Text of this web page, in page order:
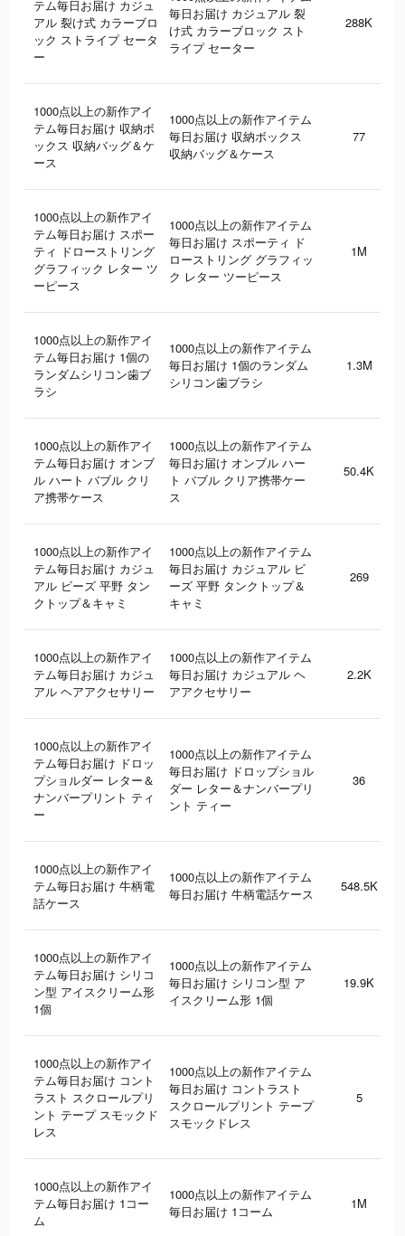
テム毎日お届け カジュ
アル 裂け式 カラーブロ
ック ストライプ セータ
ー
毎日お届け カジュアル 裂
け式 カラーブロック スト
ライプ セーター
288K
1000点以上の新作アイ
テム毎日お届け 収納ボ
ックス 収納バッグ＆ケ
ース
1000点以上の新作アイテム
毎日お届け 収納ボックス
収納バッグ＆ケース
77
1000点以上の新作アイ
テム毎日お届け スポー
ティ ドローストリング
グラフィック レター ツ
ーピース
1000点以上の新作アイテム
毎日お届け スポーティ ド
ローストリング グラフィッ
ク レター ツーピース
1M
1000点以上の新作アイ
テム毎日お届け 1個の
ランダムシリコン歯ブ
ラシ
1000点以上の新作アイテム
毎日お届け 1個のランダム
シリコン歯ブラシ
1.3M
1000点以上の新作アイ
テム毎日お届け オンブ
ル ハート バブル クリ
ア携帯ケース
1000点以上の新作アイテム
毎日お届け オンブル ハー
ト バブル クリア携帯ケー
ス
50.4K
1000点以上の新作アイ
テム毎日お届け カジュ
アル ビーズ 平野 タン
クトップ＆キャミ
1000点以上の新作アイテム
毎日お届け カジュアル ビ
ーズ 平野 タンクトップ＆
キャミ
269
1000点以上の新作アイ
テム毎日お届け カジュ
アル ヘアアクセサリー
1000点以上の新作アイテム
毎日お届け カジュアル ヘ
アアクセサリー
2.2K
1000点以上の新作アイ
テム毎日お届け ドロッ
プショルダー レター＆
ナンバープリント ティ
ー
1000点以上の新作アイテム
毎日お届け ドロップショル
ダー レター＆ナンバープリ
ント ティー
36
1000点以上の新作アイ
テム毎日お届け 牛柄電
話ケース
1000点以上の新作アイテム
毎日お届け 牛柄電話ケース
548.5K
1000点以上の新作アイ
テム毎日お届け シリコ
ン型 アイスクリーム形
1個
1000点以上の新作アイテム
毎日お届け シリコン型 ア
イスクリーム形 1個
19.9K
1000点以上の新作アイ
テム毎日お届け コント
ラスト スクロールプリ
ント テープ スモックド
レス
1000点以上の新作アイテム
毎日お届け コントラスト
スクロールプリント テープ
スモックドレス
5
1000点以上の新作アイ
テム毎日お届け 1コー
ム
1000点以上の新作アイテム
毎日お届け 1コーム
1M